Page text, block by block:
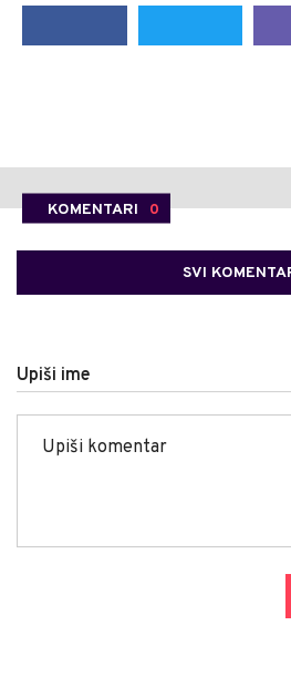
KOMENTARI 0
SVI
Upiši ime